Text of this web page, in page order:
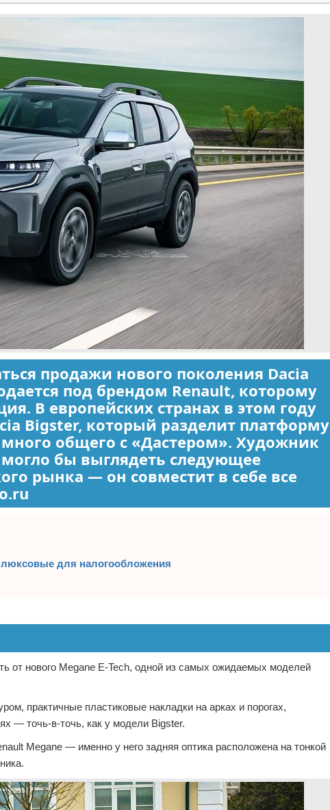
продажи нового поколения Dacia
под брендом Renault, которому
В европейских странах в этом году
Bigster, который разделит платформу
общего с «Дастером». Художник
бы выглядеть следующее
рынка — он совместит в себе все
для налогообложения
от нового Megane E-Tech, одной из самых ожидаемых моделей
практичные пластиковые накладки на арках и порогах,
— точь-в-точь, как у модели Bigster.
Megane — именно у него задняя оптика расположена на тонкой